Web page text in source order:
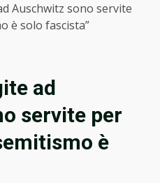
Auschwitz sono servite
è solo fascista”
ad
servite per
è